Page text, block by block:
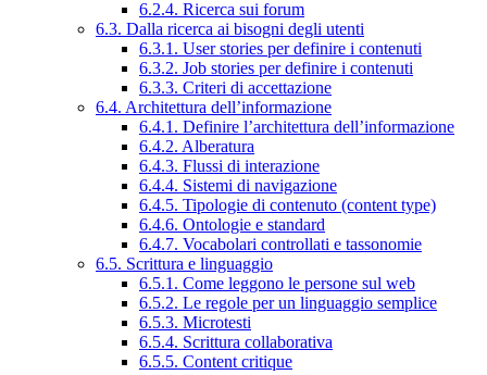
6.2.4. Ricerca sui forum
6.3. Dalla ricerca ai bisogni degli utenti
6.3.1. User stories per definire i contenuti
6.3.2. Job stories per definire i contenuti
6.3.3. Criteri di accettazione
6.4. Architettura dell’informazione
6.4.1. Definire l’architettura dell’informazione
6.4.2. Alberatura
6.4.3. Flussi di interazione
6.4.4. Sistemi di navigazione
6.4.5. Tipologie di contenuto (content type)
6.4.6. Ontologie e standard
6.4.7. Vocabolari controllati e tassonomie
6.5. Scrittura e linguaggio
6.5.1. Come leggono le persone sul web
6.5.2. Le regole per un linguaggio semplice
6.5.3. Microtesti
6.5.4. Scrittura collaborativa
6.5.5. Content critique